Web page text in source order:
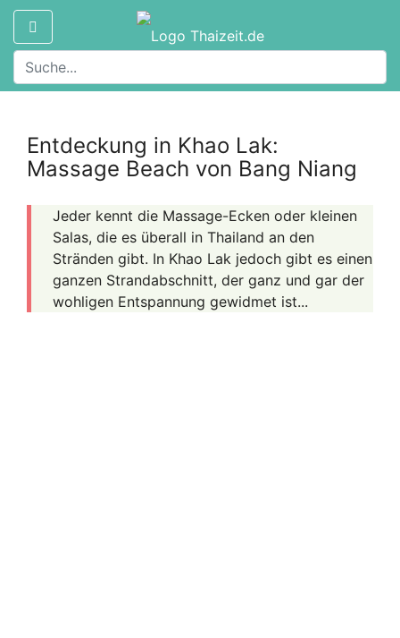
Entdeckung in Khao Lak:
Massage Beach von Bang Niang
Jeder kennt die Massage-Ecken oder kleinen
Salas, die es überall in Thailand an den
Stränden gibt. In Khao Lak jedoch gibt es einen
ganzen Strandabschnitt, der ganz und gar der
wohligen Entspannung gewidmet ist...